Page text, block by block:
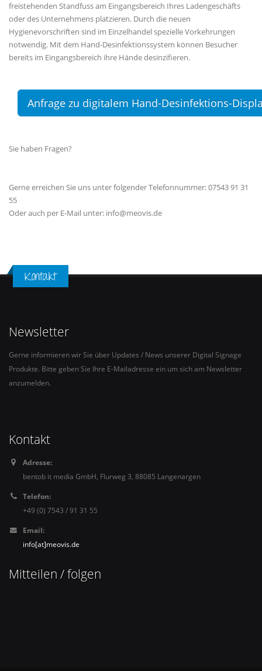
freistehenden Standfuss am Eingangsbereich Ihres Ladengeschäfts
oder des Unternehmens platzieren. Durch die neuen
Hygienevorschriften sind im Einzelhandel spezielle Vorkehrungen
notwendig. Mit dem Hand-Desinfektionssystem können Besucher
bereits im Eingangsbereich ihre Hände desinzifieren.
Anfrage zu digitalem Hand-Desinfektions-
Sie haben Fragen?
Gerne erreichen Sie uns unter folgender Telefonnummer: 07543 91 31
55
Oder auch per E-Mail unter: info@meovis.de
Kontakt
Newsletter
Gerne informieren wir Sie über Updates / News unserer Digital Signage
Produkte. Bitte geben Sie Ihre E-Mailadresse ein um sich am Newsletter
anzumelden.
Kontakt
Adresse:
bentob it media GmbH, Flurweg 3, 88085 Langenargen
Telefon:
+49 (0) 7543 / 91 31 55
Email:
info[at]meovis.de
Mitteilen / folgen